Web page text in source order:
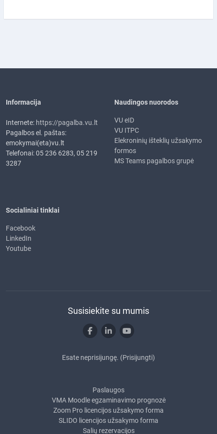
Informacija
Internete: https://pagalba.vu.lt
Pagalbos el. paštas:
emokymai(eta)vu.lt
Telefonai: 05 236 6283, 05 219
3287
Naudingos nuorodos
VU eID
VU ITPC
Elekroninių išteklių užsakymo
formos
MS Teams pagalbos grupė
Socialiniai tinklai
Facebook
LinkedIn
Youtube
Susisiekite su mumis
Esate neprisijungę. (Prisijungti)
Paslaugos
VMA Moodle egzaminavimo prognozė
Zoom Pro licencijos užsakymo forma
SLIDO licencijos užsakymo forma
Salių rezervacijos